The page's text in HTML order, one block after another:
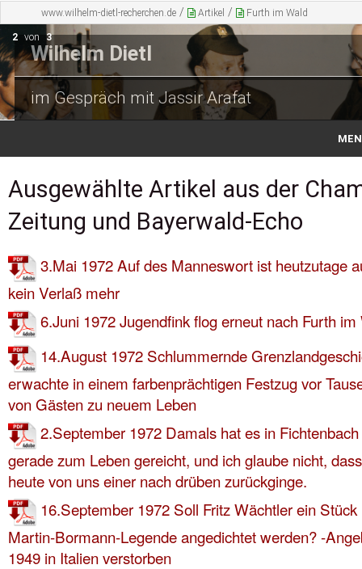
www.wilhelm-dietl-recherchen.de / Artikel / Furth im Wald
Wilhelm Dietl
im Gespräch mit Jassir Arafat
Wilhelm Dietl
und die Mudschahedin in Afganistan
2 von 3
Wilhelm Dietl
Bücher
Recht+Unrecht
Wahrheit+Hetze
Hokus Fokus
Ausgewählte Artikel aus der
Zeitung und Bayerwald-Echo
3.Mai 1972 Auf des Manneswort ist heutzutage
kein Verlaß mehr
6.Juni 1972 Jugendfink flog erneut nach Furth im
14.August 1972 Schlummernde
erwachte in einem farbenprächtigen Festzug vor
von Gästen zu neuem Leben
2.September 1972 Damals hat es in Fichtenbach
gerade zum Leben gereicht, und ich glaube nicht, dass
heute von uns einer nach drüben zurückginge.
16.September 1972 Soll Fritz Wächtler ein Stück
Martin-Bormann-Legende angedichtet werden? -
1949 in Italien verstorben